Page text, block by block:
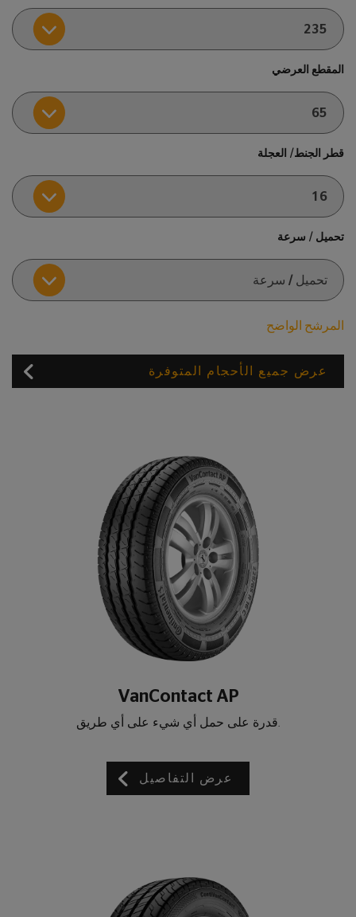
المقطع العرضي
قطر الجنط/ العجلة
تحميل / سرعة
المرشح الواضح
عرض جميع الأحجام المتوفرة
VanContact AP
.قدرة على حمل أي شيء على أي طريق
عرض التفاصيل